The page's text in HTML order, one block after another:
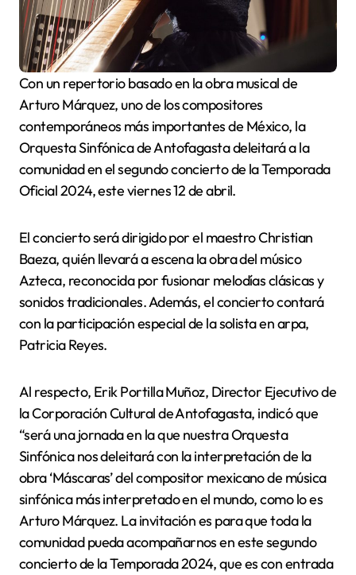
Con un repertorio basado en la obra musical de
Arturo Márquez, uno de los compositores
contemporáneos más importantes de México, la
Orquesta Sinfónica de Antofagasta deleitará a la
comunidad en el segundo concierto de la Temporada
Oficial 2024, este viernes 12 de abril.
El concierto será dirigido por el maestro Christian
Baeza, quién llevará a escena la obra del músico
Azteca, reconocida por fusionar melodías clásicas y
sonidos tradicionales. Además, el concierto contará
con la participación especial de la solista en arpa,
Patricia Reyes.
Al respecto, Erik Portilla Muñoz, Director Ejecutivo de
la Corporación Cultural de Antofagasta, indicó que
“será una jornada en la que nuestra Orquesta
Sinfónica nos deleitará con la interpretación de la
obra ‘Máscaras’ del compositor mexicano de música
sinfónica más interpretado en el mundo, como lo es
Arturo Márquez. La invitación es para que toda la
comunidad pueda acompañarnos en este segundo
concierto de la Temporada 2024, que es con entrada